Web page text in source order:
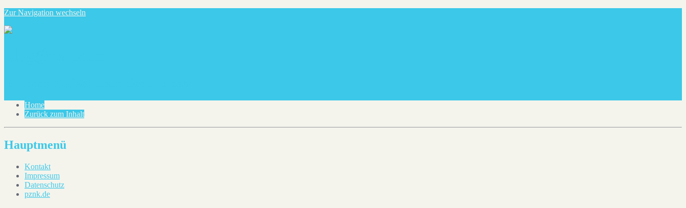
Zur Navigation wechseln
Home
Zurück zum Inhalt
Hauptmenü
Kontakt
Impressum
Datenschutz
pznk.de